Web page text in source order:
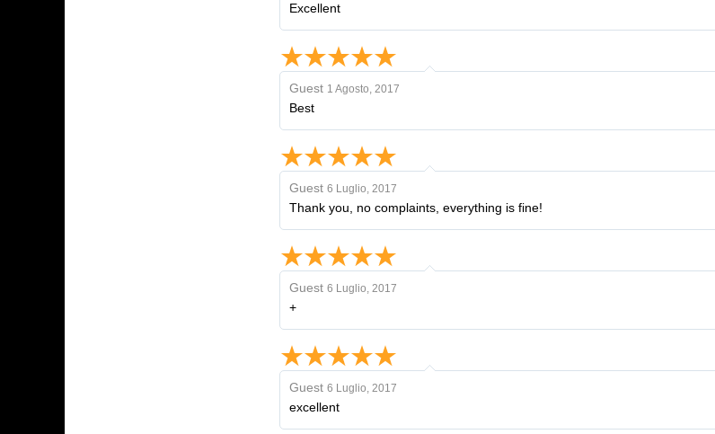
Excellent
Guest 1 Agosto, 2017
Best
Guest 6 Luglio, 2017
Thank you, no complaints, everything is fine!
Guest 6 Luglio, 2017
+
Guest 6 Luglio, 2017
excellent